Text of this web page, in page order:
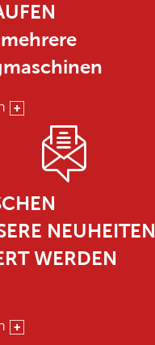
NEUHEITEN
WERDEN